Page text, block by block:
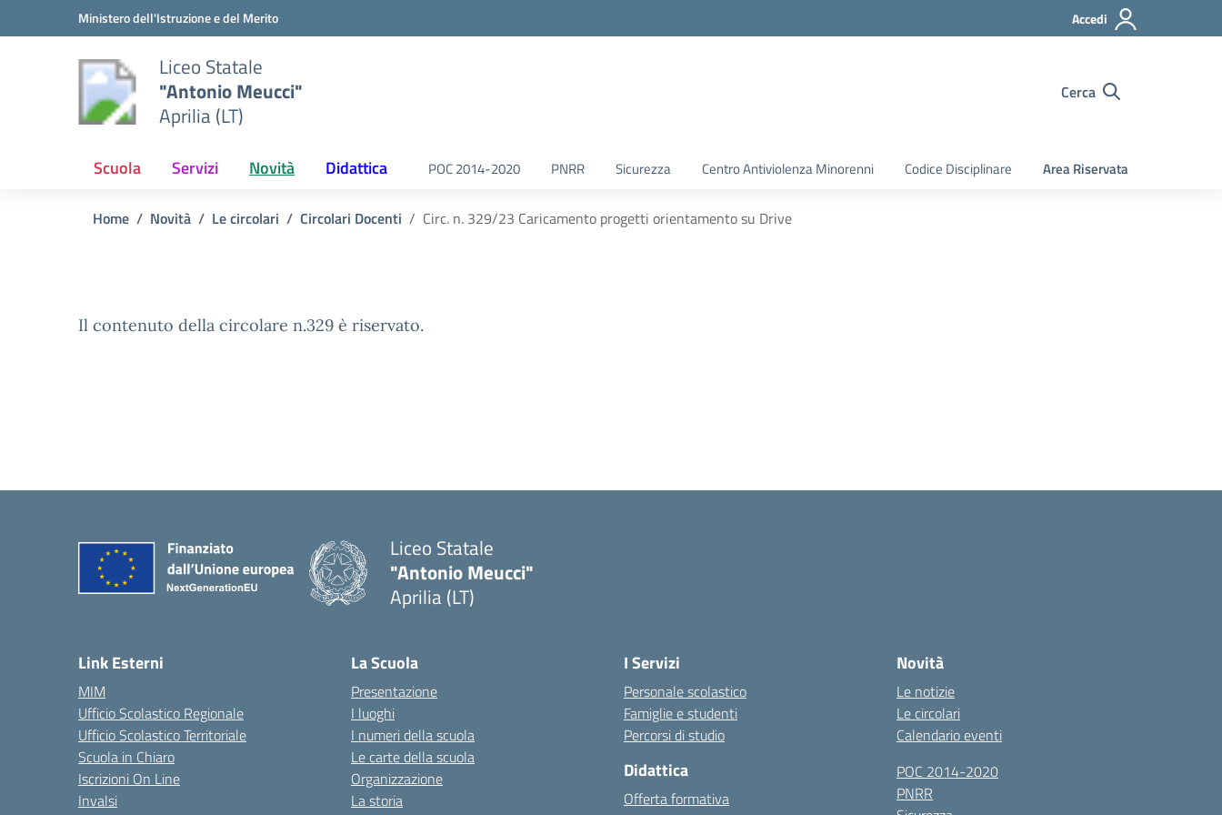
Vai ai contenuti
Vai al menu di navigazioneMinistero dell'Istruzione e del Merito Accedi
Liceo Statale
"Antonio Meucci"
Aprilia (LT)
Cerca
Scuola Servizi Novità Didattica POC 2014-2020 PNRR Sicurezza Centro Antiviolenza Minorenni Codice Disciplinare Area Riservata
Home Novità Le circolari Circolari Docenti Circ. n. 329/23 Caricamento progetti orientamento su Drive
Il contenuto della circolare n.329 è riservato.
Liceo Statale
"Antonio Meucci"
Aprilia (LT)
Link Esterni
MIM
Ufficio Scolastico Regionale
Ufficio Scolastico Territoriale
Scuola in Chiaro
Iscrizioni On Line
Invalsi
La Scuola
Presentazione
I luoghi
I numeri della scuola
Le carte della scuola
Organizzazione
La storia
I Servizi
Personale scolastico
Famiglie e studenti
Percorsi di studio
Didattica
Offerta formativa
Novità
Le notizie
Le circolari
Calendario eventi
POC 2014-2020
PNRR